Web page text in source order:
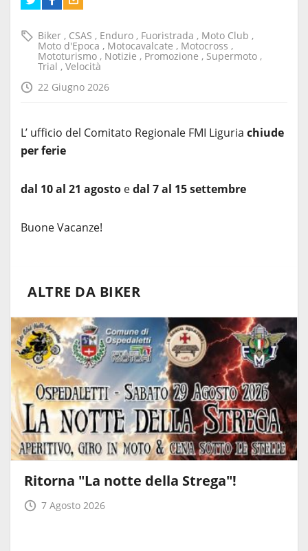
Biker , CSAS , Enduro , Fuoristrada , Moto Club ,
Moto d'Epoca , Motocavalcate , Motocross ,
Mototurismo , Notizie , Promozione , Supermoto ,
Trial , Velocità
22 Giugno 2026
L’ ufficio del Comitato Regionale FMI Liguria chiude
per ferie
dal 10 al 21 agosto edal 7 al 15 settembre
Buone Vacanze!
ALTRE DA BIKER
Ritorna "La notte della Strega"!
7 Agosto 2026